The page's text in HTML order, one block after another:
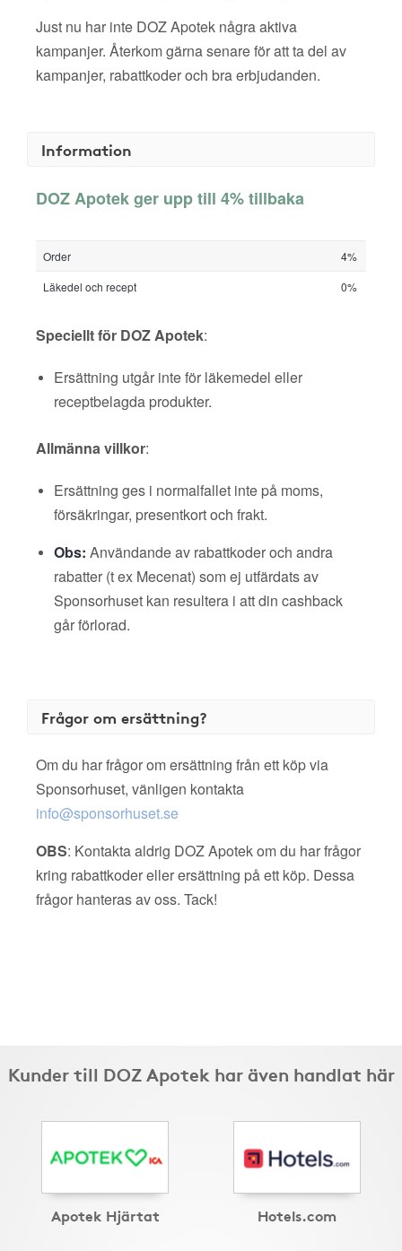
Just nu har inte DOZ Apotek några aktiva
kampanjer. Återkom gärna senare för att ta del av
kampanjer, rabattkoder och bra erbjudanden.
Information
DOZ Apotek ger upp till 4% tillbaka
Order
4%
Läkedel och recept
0%
Speciellt för DOZ Apotek:
Ersättning utgår inte för läkemedel eller
receptbelagda produkter.
Allmänna villkor:
Ersättning ges i normalfallet inte på moms,
försäkringar, presentkort och frakt.
Obs: Användande av rabattkoder och andra
rabatter (t ex Mecenat) som ej utfärdats av
Sponsorhuset kan resultera i att din cashback
går förlorad.
Frågor om ersättning?
Om du har frågor om ersättning från ett köp via
Sponsorhuset, vänligen kontakta
info@sponsorhuset.se
OBS: Kontakta aldrig DOZ Apotek om du har frågor
kring rabattkoder eller ersättning på ett köp. Dessa
frågor hanteras av oss. Tack!
Kunder till DOZ Apotek har även handlat här
Apotek Hjärtat Hotels.com